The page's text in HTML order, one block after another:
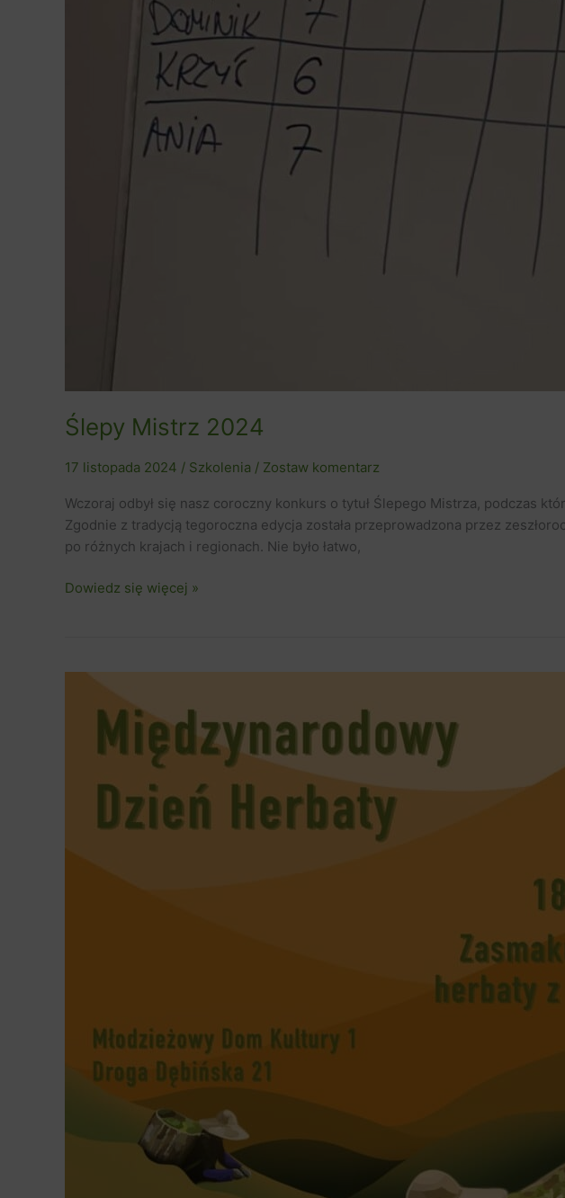
Ślepy Mistrz 2024
17 listopada 2024 / Szkolenia / Zostaw komentarz
Wczoraj odbył się nasz coroczny konkurs o tytuł Ślepego Mistrza, podczas
Zgodnie z tradycją tegoroczna edycja została przeprowadzona przez
po różnych krajach i regionach. Nie było łatwo,
Dowiedz się więcej »
Herbaty
wydarzenia